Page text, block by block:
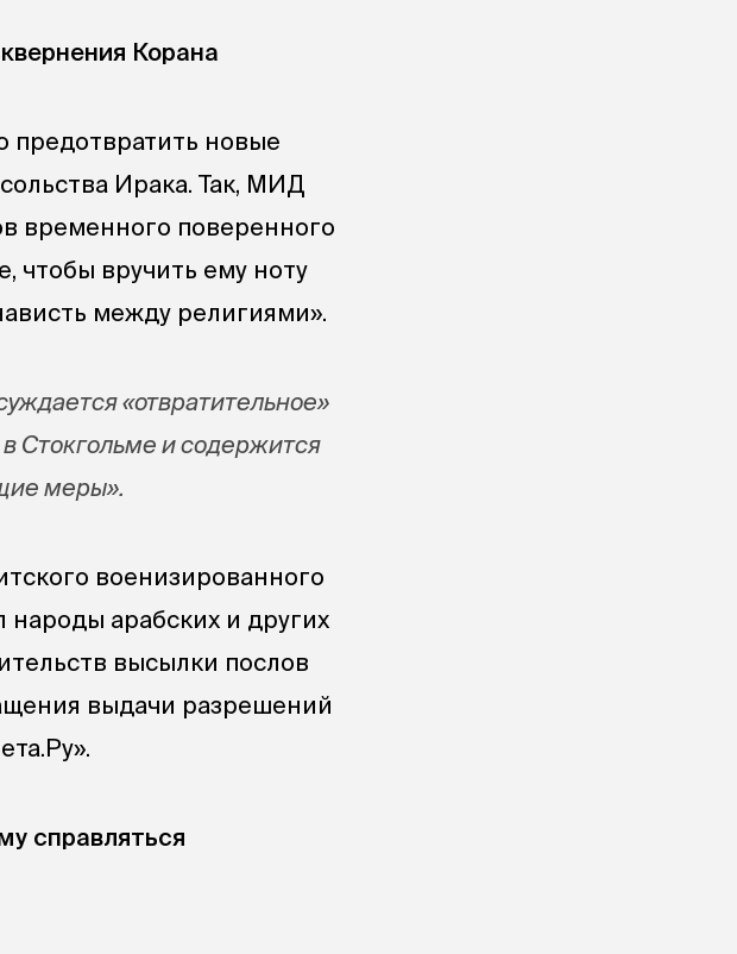
Корана
предотвратить новые
Ирака. Так, МИД
временного поверенного
чтобы вручить ему ноту
между религиями».
«отвратительное»
Стокгольме и содержится
меры».
военизированного
арабских и других
высылки послов
выдачи разрешений
справляться